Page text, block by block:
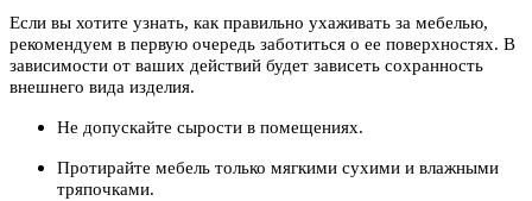
Если вы хотите узнать, как правильно ухаживать за мебелью,
рекомендуем в первую очередь заботиться о ее поверхностях. В
зависимости от ваших действий будет зависеть сохранность
внешнего вида изделия.
Не допускайте сырости в помещениях.
Протирайте мебель только мягкими сухими и влажными
тряпочками.